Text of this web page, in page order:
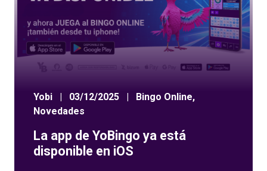
Yobi 03/12/2025 Bingo Online,
Novedades
La app de YoBingo ya está
disponible en iOS